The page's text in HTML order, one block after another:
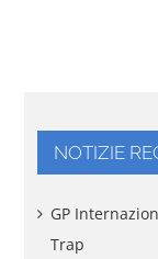
NOTIZIE
GP
Trap